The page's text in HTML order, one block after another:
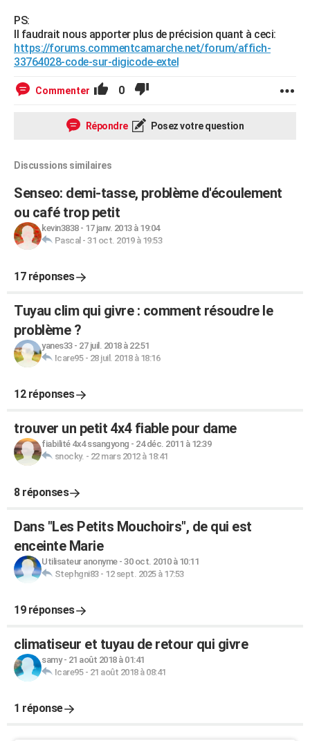
PS:
Il faudrait nous apporter plus de précision quant à ceci:
https://forums.commentcamarche.net/forum/affich-
33764028-code-sur-digicode-extel
Commenter 0
Répondre Posez votre question
Discussions similaires
Senseo: demi-tasse, problème d'écoulement
ou café trop petit
kevin3838- 17 janv. 2013 à 19:04
Pascal - 31 oct. 2019 à 19:53
17 réponses
Tuyau clim qui givre : comment résoudre le
problème ?
yanes33- 27 juil. 2018 à 22:51
Icare95- 28 juil. 2018 à 18:16
12 réponses
trouver un petit 4x4 fiable pour dame
fiabilité 4x4 ssangyong - 24 déc. 2011 à 12:39
snocky. - 22 mars 2012 à 18:41
8 réponses
Dans "Les Petits Mouchoirs", de qui est
enceinte Marie
Utilisateur anonyme- 30 oct. 2010 à 10:11
Stephgni83- 12 sept. 2025 à 17:53
19 réponses
climatiseur et tuyau de retour qui givre
samy- 21 août 2018 à 01:41
Icare95- 21 août 2018 à 08:41
1 réponse